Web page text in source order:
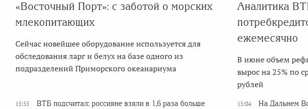
«Восточный Порт»: с заботой о морских
млекопитающих
Сейчас новейшее оборудование используется для
обследования ларг и белух на базе одного из
подразделений Приморского океанариума
Аналитика
ежемесячно
В июне объем
вырос на 25% по
рублей
15:55
ВТБ подсчитал: россияне взяли в 1,6 раза больше
15:04
На Дальнем